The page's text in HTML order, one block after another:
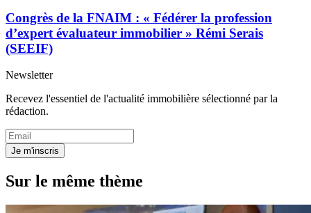
Congrès de la FNAIM : « Fédérer la profession
d’expert évaluateur immobilier » Rémi Serais
(SEEIF)
Newsletter
Recevez l'essentiel de l'actualité immobilière sélectionné par la
rédaction.
Je m'inscris
Sur le même thème